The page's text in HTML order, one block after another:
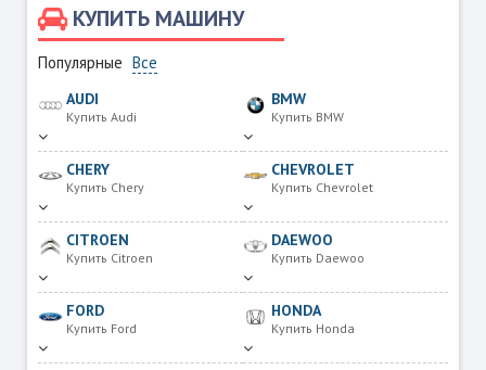
КУПИТЬ МАШИНУ
Популярные Все
AUDI
Купить Audi
BMW
Купить BMW
CHERY
Купить Chery
CHEVROLET
Купить Chevrolet
CITROEN
Купить Citroen
DAEWOO
Купить Daewoo
FORD
Купить Ford
HONDA
Купить Honda